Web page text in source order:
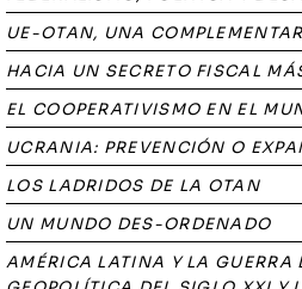
UE-OTAN, UNA
HACIA UN SECRETO FISCAL
EL COOPERATIVISMO EN EL
UCRANIA: PREVENCIÓN O
LOS LADRIDOS DE LA OTAN
UN MUNDO DES-ORDENADO
AMÉRICA LATINA Y LA GUERRA